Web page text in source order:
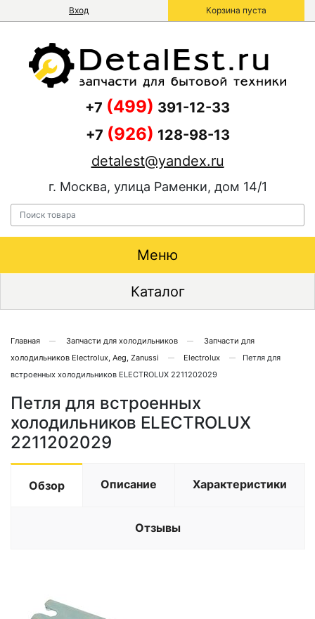
Вход Корзина пуста
+7 (499) 391-12-33
+7 (926) 128-98-13
detalest@yandex.ru
г. Москва, улица Раменки, дом 14/1
Меню
Каталог
Главная Запчасти для холодильников
Запчасти для
холодильников Electrolux, Aeg, Zanussi
Electrolux
Петля для
встроенных холодильников ELECTROLUX 2211202029
Петля для встроенных
холодильников ELECTROLUX
2211202029
Обзор Описание Характеристики
Отзывы